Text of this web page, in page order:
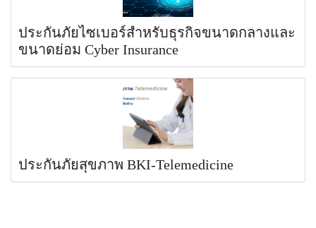
ประกันภัยไซเบอร์สำหรับธุรกิจขนาดกลางและ
ขนาดย่อม Cyber Insurance
ประกันภัยสุขภาพ BKI-Telemedicine